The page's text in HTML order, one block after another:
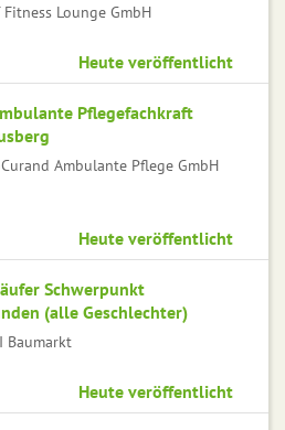
Fitness Lounge GmbH
Heute veröffentlicht
Pflegefachkraft
Ambulante Pflege GmbH
Heute veröffentlicht
Schwerpunkt
(alle Geschlechter)
Baumarkt
Heute veröffentlicht